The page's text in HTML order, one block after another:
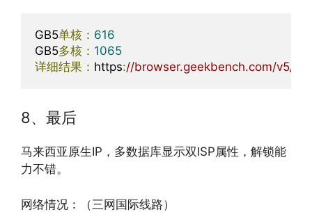
GB5单核： 616
GB5多核： 1065
详细结果： https://browser.geekbench.com/v5/
8、最后
马来西亚原生IP，多数据库显示双ISP属性，解锁能
力不错。
网络情况：（三网国际线路）